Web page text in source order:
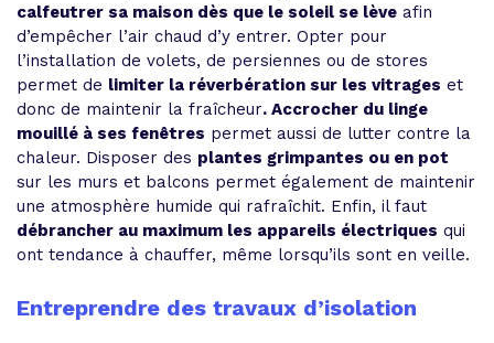
calfeutrer sa maison dès que le soleil se lève afin
d’empêcher l’air chaud d’y entrer. Opter pour
l’installation de volets, de persiennes ou de stores
permet de limiter la réverbération sur les vitrages et
donc de maintenir la fraîcheur. Accrocher du linge
mouillé à ses fenêtres permet aussi de lutter contre la
chaleur. Disposer des plantes grimpantes ou en pot
sur les murs et balcons permet également de maintenir
une atmosphère humide qui rafraîchit. Enfin, il faut
débrancher au maximum les appareils électriques qui
ont tendance à chauffer, même lorsqu’ils sont en veille.
Entreprendre des travaux d’isolation